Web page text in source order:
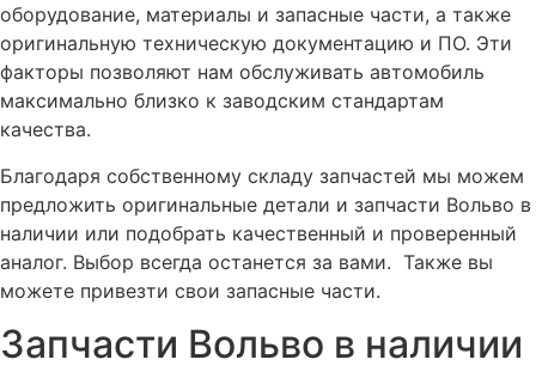
оборудование, материалы и запасные части, а также
оригинальную техническую документацию и ПО. Эти
факторы позволяют нам обслуживать автомобиль
максимально близко к заводским стандартам
качества.
Благодаря собственному складу запчастей мы можем
предложить оригинальные детали и запчасти Вольво в
наличии или подобрать качественный и проверенный
аналог. Выбор всегда останется за вами. Также вы
можете привезти свои запасные части.
Запчасти Вольво в наличии